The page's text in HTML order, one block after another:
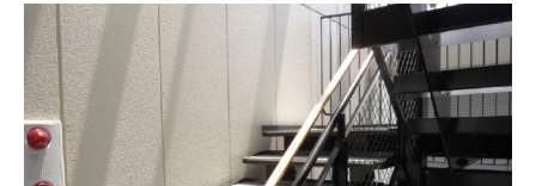
CONTACT お問い合わせ
COMPANY WORKS CONVERSION RECRUIT